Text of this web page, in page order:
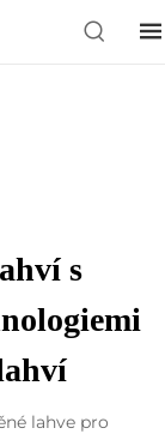
s
lahve pro